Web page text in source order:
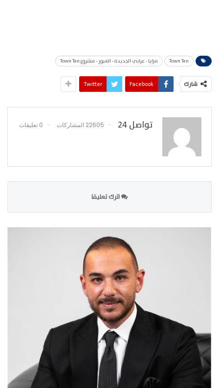
Town Ten مزايا - عرابي الجديدة - العبور - مشروع Town Ten
شارك Facebook
Twitter
تواصل 24 22605 المشاركات 0 تعليقات
اترك تعليقا